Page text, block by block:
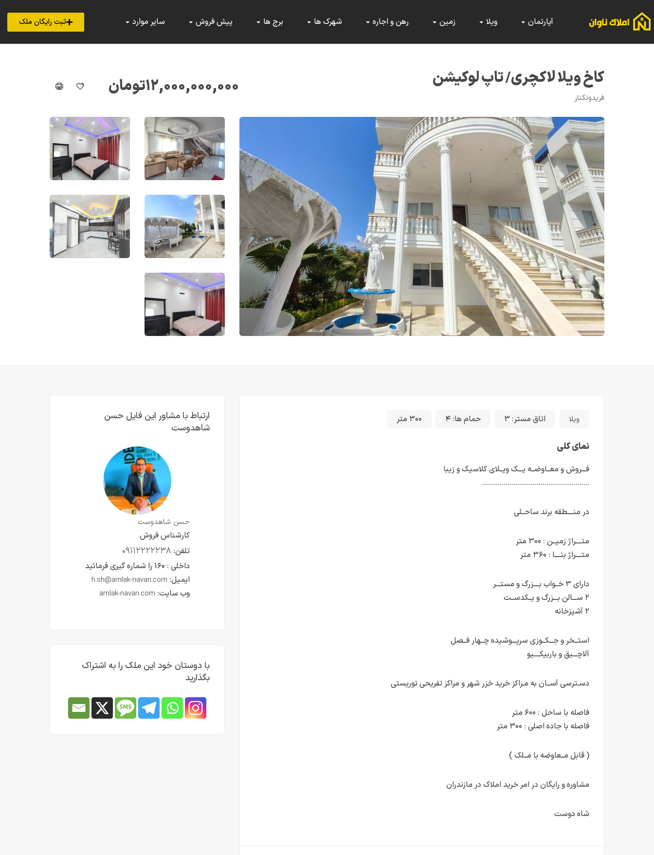
آپارتمان ویلا زمین رهن و اجاره شهرک ها برج ها پیش فروش سایر موارد ثبت رایگان ملک
کاخ ویلا لاکچری/ تاپ لوکیشن
فریدونکنار
۱۲,۰۰۰,۰۰۰,۰۰۰تومان
ویلا اتاق مستر: ۳ حمام ها: ۴ ۳۰۰ متر
نمای کلی
فـــروش و معــاوضــه یـــک ویــلای کلاسیک و زیبا
……………………………………………….
در منــــطقه برند ساحــلی
متــــراژ زمیــن : ۳۰۰ متر
متــــراژ بنــــا : ۳۶۰ متر
دارای ۳ خــواب بــــزرگ و مستـــر
۲ ســـالن بـــزرگ و یــکدســت
۲ آشپزخانه
استــخر و جـــکــوزی سرپـــوشیده چــهار فــصل
آلاچـــیق و باربیکــــیو
دسـترسی آســان به مـراکز خرید خزر شهر و مراکز تفریحی توریستی
فاصله با ساحل : ۶۰۰ متر
فاصله با جاده اصلی : ۳۰۰ متر
( قابل مــعاوضه با مــلک )
مشاوره و رایگان در امر خرید املاک در مازندران
شاه دوست
ارتباط با مشاور این فایل حسن
شاهدوست
حسن شاهدوست
کارشناس فروش
تلفن: ۰۹۱۱۲۲۲۲۲۳۸
داخلی : ۱۶۰ را شماره گیری فرمائید
ایمیل: h.sh@amlak-navan.com
وب سایت: amlak-navan.com
با دوستان خود این ملک را به اشتراک
بگذارید